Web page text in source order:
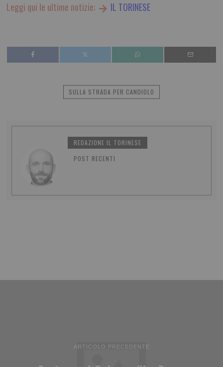
Leggi qui le ultime notizie: IL TORINESE
SULLA STRADA PER CANDIOLO
REDAZIONE IL TORINESE
POST RECENTI
ARTICOLO PRECEDENTE